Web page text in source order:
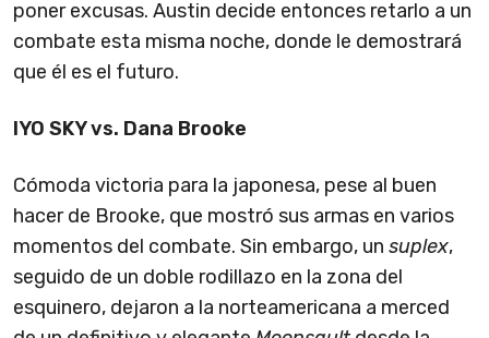
poner excusas. Austin decide entonces retarlo a un
combate esta misma noche, donde le demostrará
que él es el futuro.
IYO SKY vs. Dana Brooke
Cómoda victoria para la japonesa, pese al buen
hacer de Brooke, que mostró sus armas en varios
momentos del combate. Sin embargo, un suplex,
seguido de un doble rodillazo en la zona del
esquinero, dejaron a la norteamericana a merced